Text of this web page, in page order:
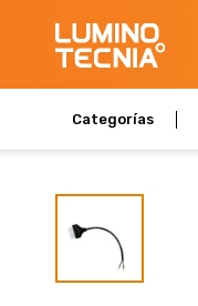
Categorías